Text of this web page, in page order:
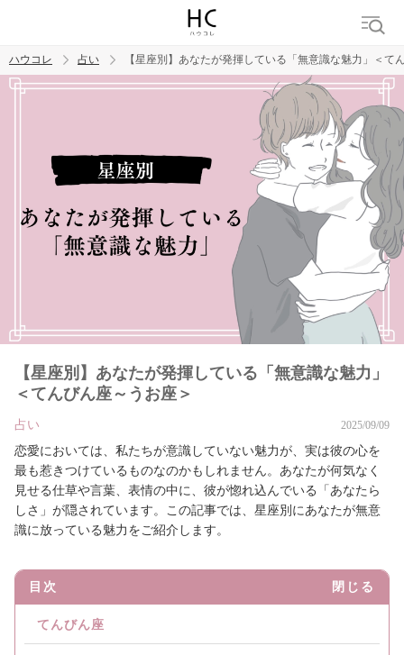
トレンド ワード
ハウコレ 占い 【星座別】あなたが発揮している「無意識な魅力」＜て
【星座別】あなたが発揮している「無意識な魅力」
＜てんびん座～うお座＞
占い 2025/09/09
恋愛においては、私たちが意識していない魅力が、実は彼の心を
最も惹きつけているものなのかもしれません。あなたが何気なく
見せる仕草や言葉、表情の中に、彼が惚れ込んでいる「あなたら
しさ」が隠されています。この記事では、星座別にあなたが無意
識に放っている魅力をご紹介します。
目次 閉じる
てんびん座